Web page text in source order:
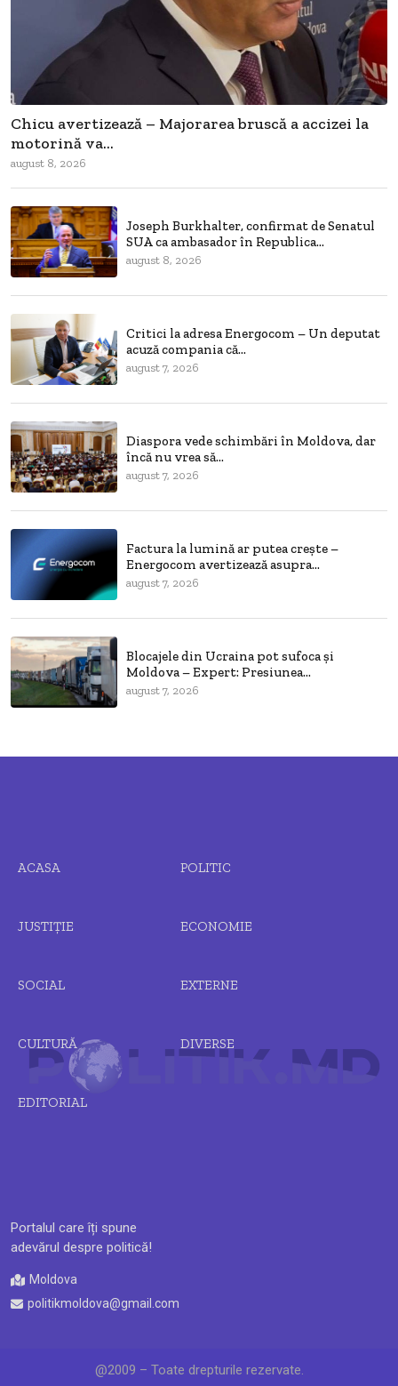
Chicu avertizează – Majorarea bruscă a accizei la
motorină va...
august 8, 2026
Joseph Burkhalter, confirmat de Senatul
SUA ca ambasador în Republica...
august 8, 2026
Critici la adresa Energocom – Un deputat
acuză compania că...
august 7, 2026
Diaspora vede schimbări în Moldova, dar
încă nu vrea să...
august 7, 2026
Factura la lumină ar putea crește –
Energocom avertizează asupra...
august 7, 2026
Blocajele din Ucraina pot sufoca și
Moldova – Expert: Presiunea...
august 7, 2026
Portalul care îți spune
adevărul despre politică!
Moldova
politikmoldova@gmail.com
ACASA POLITIC
JUSTIȚIE ECONOMIE
SOCIAL EXTERNE
CULTURĂ DIVERSE
EDITORIAL
@2009 – Toate drepturile rezervate.